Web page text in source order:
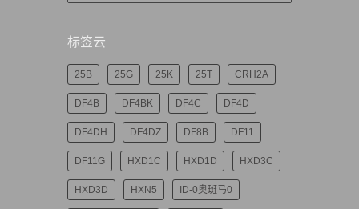
标签云
25B 25G 25K 25T CRH2A
DF4B DF4BK DF4C DF4D
DF4DH DF4DZ DF8B DF11
DF11G HXD1C HXD1D HXD3C
HXD3D HXN5 ID-0奥斑马0